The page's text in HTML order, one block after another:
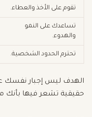
تقوم على الأخذ والعطاء.
تساعدك على النمو
والهدوء.
تحترم الحدود الشخصية.
الهدف ليس إجبار نفسك
حقيقية تشعر فيها بأنك